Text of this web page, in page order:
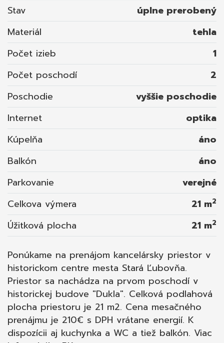
Stav
úplne prerobený
Materiál
tehla
Počet izieb
1
Počet poschodí
2
Poschodie
vyššie poschodie
Internet
optika
Kúpelňa
áno
Balkón
áno
Parkovanie
verejné
Celkova výmera
21 m2
Úžitková plocha 21 m2
Ponúkame na prenájom kancelársky priestor v
historickom centre mesta Stará Ľubovňa.
Priestor sa nachádza na prvom poschodí v
historickej budove "Dukla". Celková podlahová
plocha priestoru je 21 m2. Cena mesačného
prenájmu je 210€ s DPH vrátane energií. K
dispozícii aj kuchynka a WC a tiež balkón. Viac